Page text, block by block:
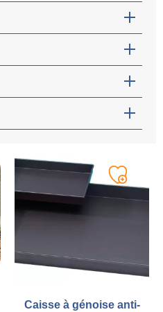
Caisse à génoise anti-
Ajouter
à
ma